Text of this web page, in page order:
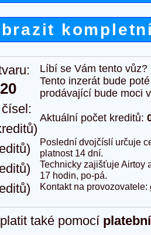
Líbí se Vám tento
Tento inzerát bude
prodávající bude moci
Aktuální počet kreditů:
Poslední dvojčíslí určuje
platnost 14 dní.
Technicky zajišťuje Airtoy
17 hodin, po-pá.
Kontakt na provozovatele:
také pomocí